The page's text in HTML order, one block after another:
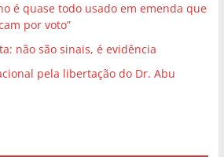
é quase todo usado em emenda que
por voto”
não são sinais, é evidência
pela libertação do Dr. Abu